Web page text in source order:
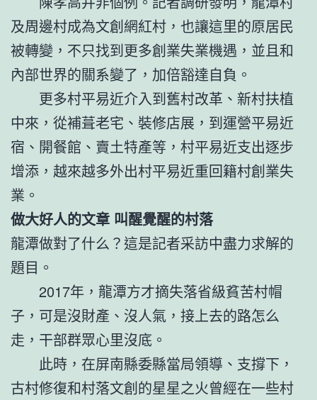
及周邊村成為文創網紅村，也讓這里的原居民
被轉變，不只找到更多創業失業機遇，並且和
內部世界的關系變了，加倍豁達自負。
更多村平易近介入到舊村改革、新村扶植
中來，從補葺老宅、裝修店展，到運營平易近
宿、開餐館、賣土特產等，村平易近支出逐步
增添，越來越多外出村平易近重回籍村創業失
業。
做大好人的文章 叫醒覺醒的村落
龍潭做對了什么？這是記者采訪中盡力求解的
題目。
2017年，龍潭方才摘失落省級貧苦村帽
子，可是沒財產、沒人氣，接上去的路怎么
走，干部群眾心里沒底。
此時，在屏南縣委縣當局領導、支撐下，
古村修復和村落文創的星星之火曾經在一些村